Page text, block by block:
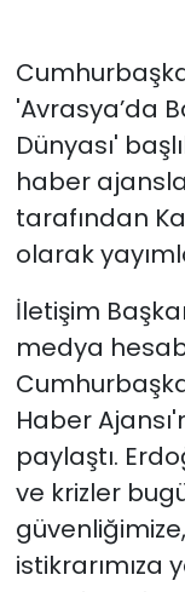
'Avrasya’da
Dünyası'
haber
tarafından
olarak
İletişim
medya
Haber
paylaştı.
ve krizler
istikrarımıza